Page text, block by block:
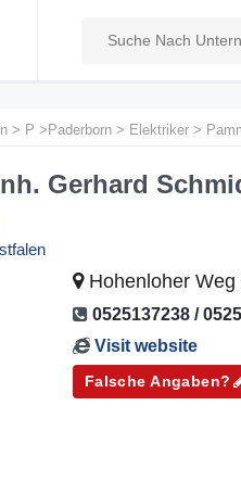
> P > Paderborn > Elektriker >
Gerhard
Hohenloher Weg
0525137238 /
Visit website
Falsche Angaben?